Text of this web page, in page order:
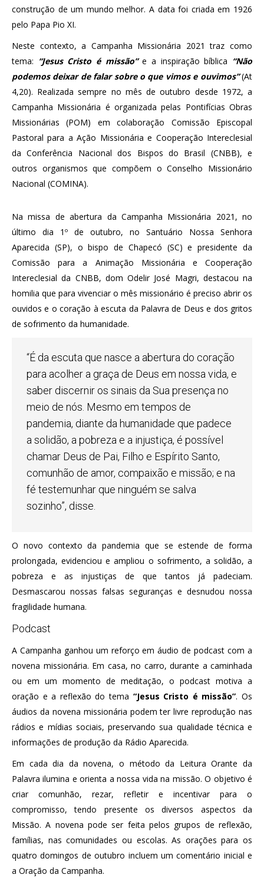
construção de um mundo melhor. A data foi criada em 1926
pelo Papa Pio XI.
Neste contexto, a Campanha Missionária 2021 traz como
tema: “Jesus Cristo é missão”e a inspiração bíblica “Não
podemos deixar de falar sobre o que vimos e ouvimos”(At
4,20). Realizada sempre no mês de outubro desde 1972, a
Campanha Missionária é organizada pelas Pontifícias Obras
Missionárias (POM) em colaboração Comissão Episcopal
Pastoral para a Ação Missionária e Cooperação Intereclesial
da Conferência Nacional dos Bispos do Brasil (CNBB), e
outros organismos que compõem o Conselho Missionário
Nacional (COMINA).
Na missa de abertura da Campanha Missionária 2021, no
último dia 1º de outubro, no Santuário Nossa Senhora
Aparecida (SP), o bispo de Chapecó (SC) e presidente da
Comissão para a Animação Missionária e Cooperação
Intereclesial da CNBB, dom Odelir José Magri, destacou na
homilia que para vivenciar o mês missionário é preciso abrir os
ouvidos e o coração à escuta da Palavra de Deus e dos gritos
de sofrimento da humanidade.
“É da escuta que nasce a abertura do coração
para acolher a graça de Deus em nossa vida, e
saber discernir os sinais da Sua presença no
meio de nós. Mesmo em tempos de
pandemia, diante da humanidade que padece
a solidão, a pobreza e a injustiça, é possível
chamar Deus de Pai, Filho e Espírito Santo,
comunhão de amor, compaixão e missão; e na
fé testemunhar que ninguém se salva
sozinho”, disse.
O novo contexto da pandemia que se estende de forma
prolongada, evidenciou e ampliou o sofrimento, a solidão, a
pobreza e as injustiças de que tantos já padeciam.
Desmascarou nossas falsas seguranças e desnudou nossa
fragilidade humana.
Podcast
A Campanha ganhou um reforço em áudio de podcast com a
novena missionária. Em casa, no carro, durante a caminhada
ou em um momento de meditação, o podcast motiva a
oração e a reflexão do tema “Jesus Cristo é missão”. Os
áudios da novena missionária podem ter livre reprodução nas
rádios e mídias sociais, preservando sua qualidade técnica e
informações de produção da Rádio Aparecida.
Em cada dia da novena, o método da Leitura Orante da
Palavra ilumina e orienta a nossa vida na missão. O objetivo é
criar comunhão, rezar, refletir e incentivar para o
compromisso, tendo presente os diversos aspectos da
Missão. A novena pode ser feita pelos grupos de reflexão,
famílias, nas comunidades ou escolas. As orações para os
quatro domingos de outubro incluem um comentário inicial e
a Oração da Campanha.